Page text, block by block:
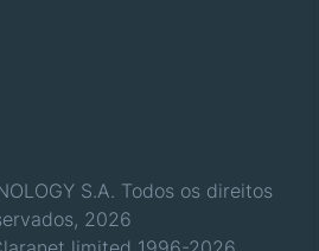
S.A. Todos os direitos
2026